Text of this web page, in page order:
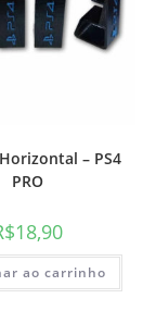
– PS4
PRO
18,90
ao carrinho